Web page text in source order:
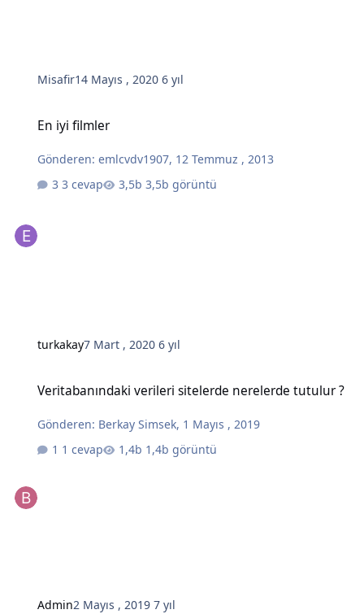
Misafir14 Mayıs , 20206 yıl
En iyi filmler
Gönderen:emlcvdv1907, 12 Temmuz , 2013
3 cevap
3,5b görüntü
turkakay7 Mart , 20206 yıl
Veritabanındaki verileri sitelerde nerelerde tutulur ?
Gönderen: Berkay Simsek, 1 Mayıs , 2019
1 cevap
1,4b görüntü
Admin2 Mayıs , 20197 yıl